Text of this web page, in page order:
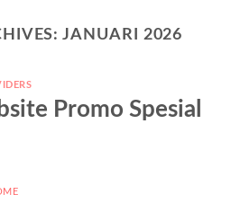
JANUARI 2026
Promo Spesial